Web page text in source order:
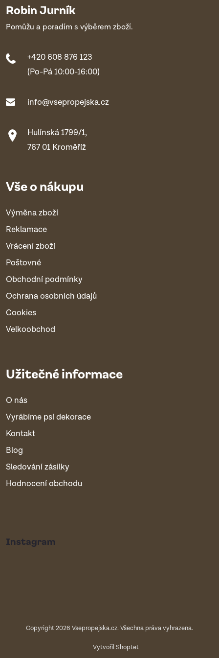
Robin Jurník
Pomůžu a poradím s výběrem zboží.
+420 608 876 123
(Po-Pá 10:00-16:00)
info@vsepropejska.cz
Hulínská 1799/1,
767 01 Kroměříž
Vše o nákupu
Výměna zboží
Reklamace
Vrácení zboží
Poštovné
Obchodní podmínky
Ochrana osobních údajů
Cookies
Velkoobchod
Užitečné informace
O nás
Vyrábíme psí dekorace
Kontakt
Blog
Sledování zásilky
Hodnocení obchodu
Instagram
Vytvořil Shoptet
Copyright 2026 Vsepropejska.cz. Všechna práva vyhrazena.